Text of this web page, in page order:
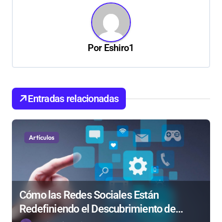
ó
e
r
d
Por Eshiro1
Entradas relacionadas
Artículos
Cómo las Redes Sociales Están
Redefiniendo el Descubrimiento de